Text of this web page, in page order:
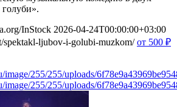
InStock 2026-04-24T00:00:00+03:00
spektakl-ljubov-i-golubi-muzkom/ от 500 ₽
image/255/255/uploads/
image/255/255/uploads/